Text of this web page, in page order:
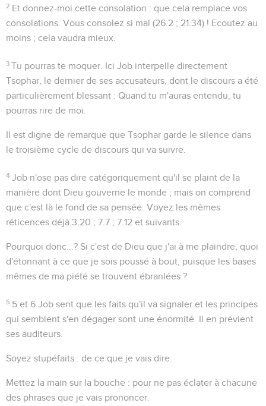
2 Et donnez-moi cette consolation : que cela remplace vos
consolations. Vous consolez si mal (26.2 ; 21.34) ! Ecoutez au
moins ; cela vaudra mieux.
3 Tu pourras te moquer . Ici Job interpelle directement
Tsophar, le dernier de ses accusateurs, dont le discours a été
particulièrement blessant : Quand tu m'auras entendu, tu
pourras rire de moi.
Il est digne de remarque que Tsophar garde le silence dans
le troisième cycle de discours qui va suivre.
4 Job n'ose pas dire catégoriquement qu'il se plaint de la
manière dont Dieu gouverne le monde ; mais on comprend
que c'est là le fond de sa pensée. Voyez les mêmes
réticences déjà 3.20 ; 7.7 ; 7.12 et suivants.
Pourquoi donc...? Si c'est de Dieu que j'ai à me plaindre, quoi
d'étonnant à ce que je sois poussé à bout, puisque les bases
mêmes de ma piété se trouvent ébranlées ?
5 5 et 6 Job sent que les faits qu'il va signaler et les principes
qui semblent s'en dégager sont une énormité. Il en prévient
ses auditeurs.
Soyez stupéfaits : de ce que je vais dire.
Mettez la main sur la bouche : pour ne pas éclater à chacune
des phrases que je vais prononcer.